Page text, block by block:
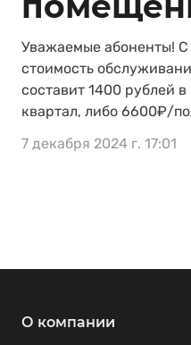
Уважаемые абоненты! С
стоимость
составит 1400 рублей
квартал, либо 6600₽/
7 декабря 2024 г. 17:01
О компании